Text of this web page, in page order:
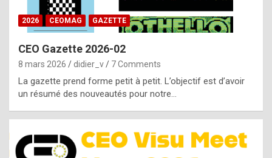
b
y
g
e
n
u
i
n
2026 CEOMAG GAZETTE
CEO Gazette 2026-02
8 mars 2026 didier_v 7 Comments
La gazette prend forme petit à petit. L’objectif est d’avoir
un résumé des nouveautés pour notre…